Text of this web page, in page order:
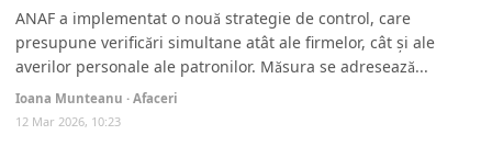
ANAF a implementat o nouă strategie de control, care
presupune verificări simultane atât ale firmelor, cât și ale
averilor personale ale patronilor. Măsura se adresează...
Ioana Munteanu · Afaceri
12 Mar 2026, 10:23